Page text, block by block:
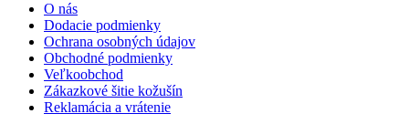
O nás
Dodacie podmienky
Ochrana osobných údajov
Obchodné podmienky
Veľkoobchod
Zákazkové šitie kožušín
Reklamácia a vrátenie